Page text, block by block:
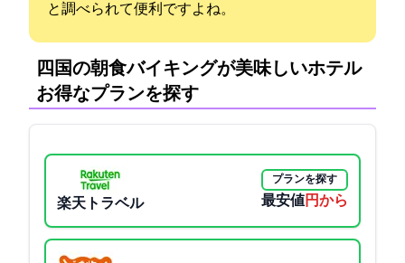
と調べられて便利ですよね。
四国の朝食バイキングが美味しいホテル:
お得なプランを探す
楽天トラベル
プランを探す
最安値3230円から